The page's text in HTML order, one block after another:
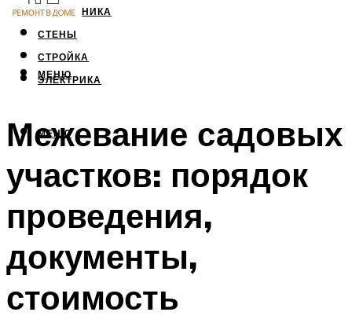
САНТЕХНИКА
СТЕНЫ
СТРОЙКА
ЭЛЕКТРИКА
МЕНЮ
МЕНЮ
Межевание садовых
участков: порядок
проведения,
документы,
стоимость